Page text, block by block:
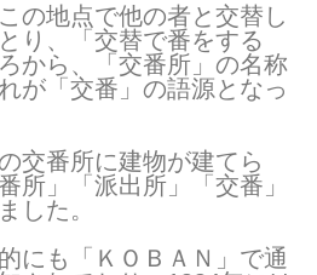
2026年5月
4 5 6 7
11 12 13 14
18
25 26 27 28
の地点で他の者と交替し
り、「交替で番をする
から、「交番所」の名称
が「交番」の語源となっ
交番所に建物が建てら
所」「派出所」「交番」
した。
にも「ＫＯＢＡＮ」で通